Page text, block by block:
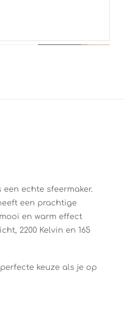
een echte sfeermaker.
een prachtige
en warm effect
2200 Kelvin en 165
keuze als je op